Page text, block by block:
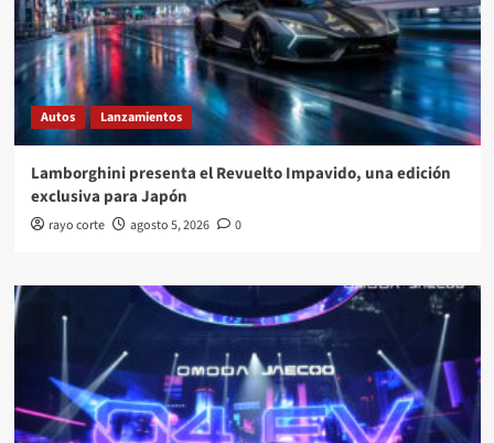
Autos Lanzamientos
Lamborghini presenta el Revuelto Impavido, una edición
exclusiva para Japón
rayo corte agosto 5, 2026 0